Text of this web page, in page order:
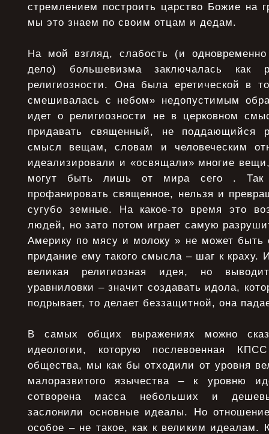
стремлением построить царство Божие на
мы это знаем по своим отцам и дедам.
На мой взгляд, слабость (и
дело) большевизма заключалась как
религиозности. Она была еретической в
смешивалась с небом» недопустимым
идет о религиозности не в церковном
придавать священный, не поддающийся
смысл вещам, словам и человеческим
идеализировали и «освящали» многие
могут быть лишь от мира сего . Так
профанировать священное, нельзя и
сугубо земные. На какое-то время это
людей, но зато потом играет самую
Америку по мясу и молоку » не может быть
придание ему такого смысла – шаг к краху.
великая религиозная идея, но
уравниловки – значит создавать идола,
подрывает, то делает беззащитной, она
В самых общих выражениях можно
идеологии, которую послевоенная
общества, мы как бы отходили от уровня
малоразвитого язычества – к уровню
сотворена масса небольших и
заслонили основные идеалы. Но
особое – не такое, как к великим идеалам.